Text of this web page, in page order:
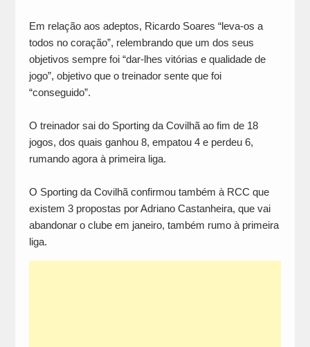
Em relação aos adeptos, Ricardo Soares “leva-os a
todos no coração”, relembrando que um dos seus
objetivos sempre foi “dar-lhes vitórias e qualidade de
jogo”, objetivo que o treinador sente que foi
“conseguido”.
O treinador sai do Sporting da Covilhã ao fim de 18
jogos, dos quais ganhou 8, empatou 4 e perdeu 6,
rumando agora à primeira liga.
O Sporting da Covilhã confirmou também à RCC que
existem 3 propostas por Adriano Castanheira, que vai
abandonar o clube em janeiro, também rumo à primeira
liga.